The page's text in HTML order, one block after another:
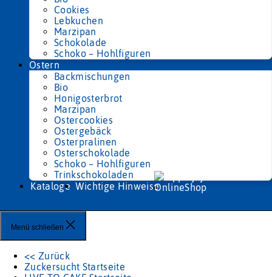
Cookies
Lebkuchen
Marzipan
Schokolade
Schoko – Hohlfiguren
Ostern
Backmischungen
Bio
Honigosterbrot
Marzipan
Ostercookies
Ostergebäck
Osterpralinen
Osterschokolade
Schoko – Hohlfiguren
Trinkschokoladen
Kataloge Wichtige Hinweise
Menü schließen
<< Zurück
Zuckersucht Startseite